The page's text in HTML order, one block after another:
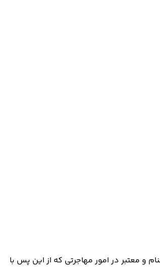
و معتبر در امور مهاجرتی که از این پس با